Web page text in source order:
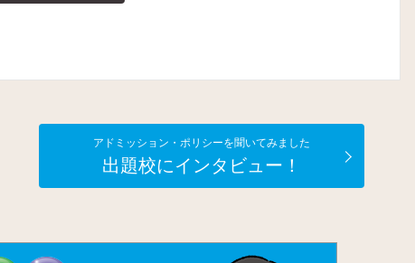
アドミッション・ポリシーを聞いてみました
出題校にインタビュー！